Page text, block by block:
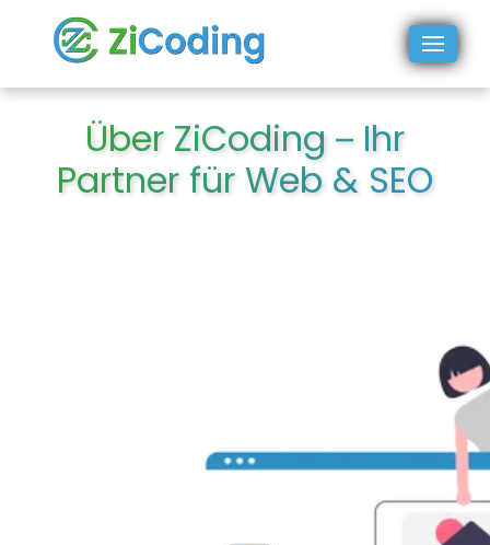
Über ZiCoding – Ihr
Partner für Web & SEO